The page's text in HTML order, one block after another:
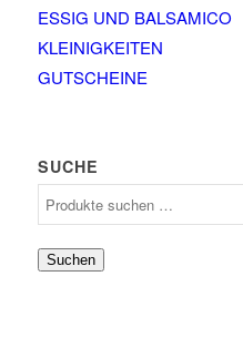
ESSIG UND BALSAMICO
KLEINIGKEITEN
GUTSCHEINE
SUCHE
Suchen